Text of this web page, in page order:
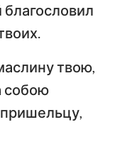
благословил
твою,
собою